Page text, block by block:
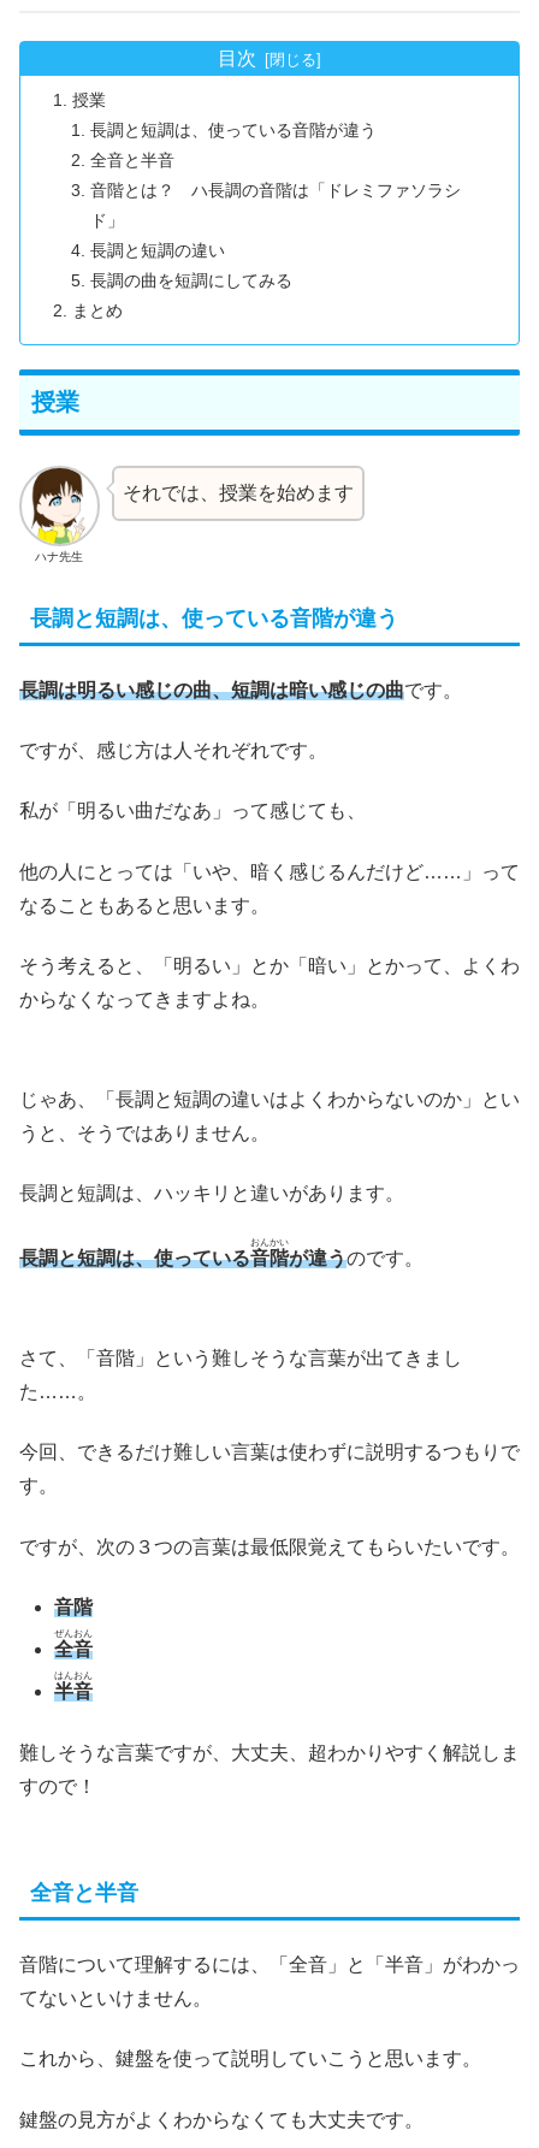
目次
授業
長調と短調は、使っている音階が違う
全音と半音
音階とは？ ハ長調の音階は「ドレミファソラシ
ド」
長調と短調の違い
長調の曲を短調にしてみる
まとめ
授業
ハナ先生
それでは、授業を始めます
長調と短調は、使っている音階が違う
長調は明るい感じの曲、短調は暗い感じの曲です。
ですが、感じ方は人それぞれです。
私が「明るい曲だなあ」って感じても、
他の人にとっては「いや、暗く感じるんだけど……」って
なることもあると思います。
そう考えると、「明るい」とか「暗い」とかって、よくわ
からなくなってきますよね。
じゃあ、「長調と短調の違いはよくわからないのか」とい
うと、そうではありません。
長調と短調は、ハッキリと違いがあります。
長調と短調は、使っている音階
おんかい
が違うのです。
さて、「音階」という難しそうな言葉が出てきまし
た……。
今回、できるだけ難しい言葉は使わずに説明するつもりで
す。
ですが、次の３つの言葉は最低限覚えてもらいたいです。
音階
全音
ぜんおん
半音
はんおん
難しそうな言葉ですが、大丈夫、超わかりやすく解説しま
すので！
全音と半音
音階について理解するには、「全音」と「半音」がわかっ
てないといけません。
これから、鍵盤を使って説明していこうと思います。
鍵盤の見方がよくわからなくても大丈夫です。